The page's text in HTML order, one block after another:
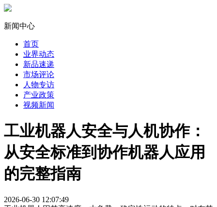
新闻中心
首页
业界动态
新品速递
市场评论
人物专访
产业政策
视频新闻
工业机器人安全与人机协作：
从安全标准到协作机器人应用
的完整指南
2026-06-30 12:07:49